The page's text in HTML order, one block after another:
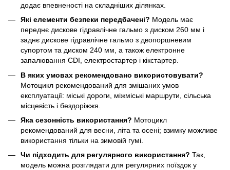
додає впевненості на складніших ділянках.
Які елементи безпеки передбачені? Модель має
переднє дискове гідравлічне гальмо з диском 260 мм і
заднє дискове гідравлічне гальмо з двопоршневим
супортом та диском 240 мм, а також електронне
запалювання CDI, електростартер і кікстартер.
В яких умовах рекомендовано використовувати?
Мотоцикл рекомендований для змішаних умов
експлуатації: міські дороги, міжміські маршрути, сільська
місцевість і бездоріжжя.
Яка сезонність використання? Мотоцикл
рекомендований для весни, літа та осені; взимку можливе
використання тільки на зимовій гумі.
Чи підходить для регулярного використання? Так,
модель можна розглядати для регулярних поїздок у